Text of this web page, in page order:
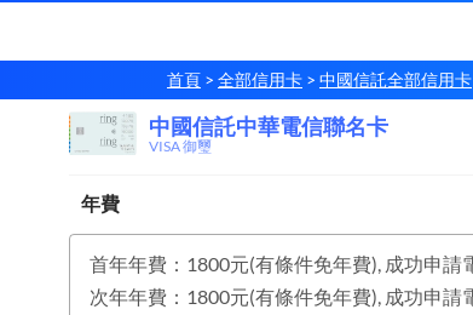
首頁 全部信用卡 中國信託全部信用卡
中國信託中華電信聯名卡
中國信託中華電信聯名卡
VISA 御璽
年費